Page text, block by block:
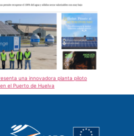
una innovadora planta piloto
el Puerto de Huelva